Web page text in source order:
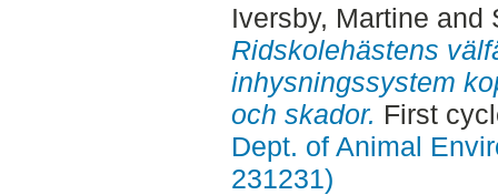
Iversby, Martine and
Ridskolehästens
inhysningssystem
och skador. First
Dept. of Animal
231231)